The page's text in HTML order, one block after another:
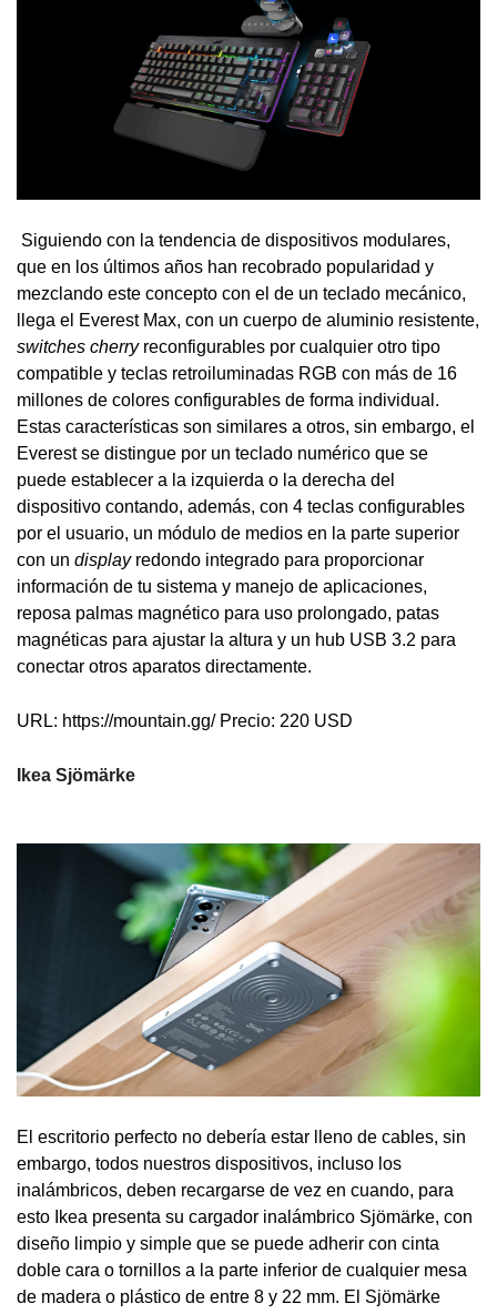
Siguiendo con la tendencia de dispositivos modulares,
que en los últimos años han recobrado popularidad y
mezclando este concepto con el de un teclado mecánico,
llega el Everest Max, con un cuerpo de aluminio resistente,
switches cherryreconfigurables por cualquier otro tipo
compatible y teclas retroiluminadas RGB con más de 16
millones de colores configurables de forma individual.
Estas características son similares a otros, sin embargo, el
Everest se distingue por un teclado numérico que se
puede establecer a la izquierda o la derecha del
dispositivo contando, además, con 4 teclas configurables
por el usuario, un módulo de medios en la parte superior
con un displayredondo integrado para proporcionar
información de tu sistema y manejo de aplicaciones,
reposa palmas magnético para uso prolongado, patas
magnéticas para ajustar la altura y un hub USB 3.2 para
conectar otros aparatos directamente.
URL: https://mountain.gg/ Precio: 220 USD
Ikea Sjömärke
El escritorio perfecto no debería estar lleno de cables, sin
embargo, todos nuestros dispositivos, incluso los
inalámbricos, deben recargarse de vez en cuando, para
esto Ikea presenta su cargador inalámbrico Sjömärke, con
diseño limpio y simple que se puede adherir con cinta
doble cara o tornillos a la parte inferior de cualquier mesa
de madera o plástico de entre 8 y 22 mm. El Sjömärke